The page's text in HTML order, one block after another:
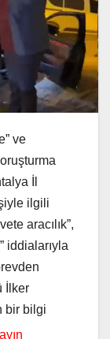
ve
İl
ilgili
aracılık”,
iddialarıyla
İlker
bir bilgi